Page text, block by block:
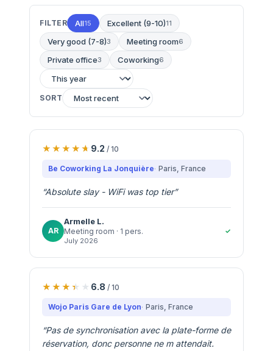
FILTER All15 Excellent (9-10)11
Very good (7-8)3 Meeting room6
Private office3 Coworking6
SORT
9.2 / 10
Be Coworking La Jonquière Paris, France
“Absolute slay - WiFi was top tier”
AR
Armelle L.
Meeting room · 1 pers.
July 2026
✓
6.8 / 10
Wojo Paris Gare de Lyon Paris, France
“Pas de synchronisation avec la plate-forme de
réservation, donc personne ne m attendait.